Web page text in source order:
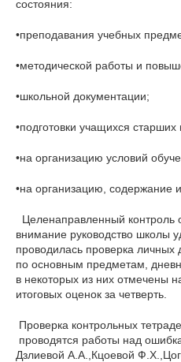
состояния:
•преподавания учебных
•методической работы и
•школьной документации;
•подготовки учащихся
•на организацию условий
•на организацию, содержание
Целенаправленный
внимание руководство школы
проводилась проверка личных
по основным предметам,
в некоторых из них отмечены
итоговых оценок за четверть.
Проверка контрольных
проводятся работы над
Дзлиевой А.А.,Кцоевой